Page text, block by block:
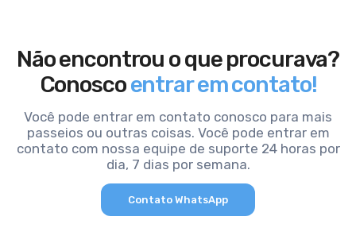
Não encontrou o que procurava?
Conoscoentrar em contato!
Você pode entrar em contato conosco para mais
passeios ou outras coisas. Você pode entrar em
contato com nossa equipe de suporte 24 horas por
dia, 7 dias por semana.
Contato WhatsApp